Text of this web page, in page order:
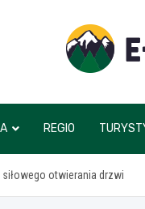
e-
REGIO
otwierania drzwi